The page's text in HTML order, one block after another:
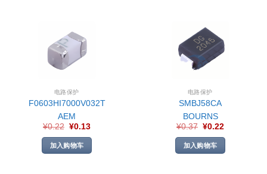
电路保护
F0603HI7000V032T
AEM
¥0.22 ¥0.13
加入购物车
电路保护
SMBJ58CA
BOURNS
¥0.37 ¥0.22
加入购物车